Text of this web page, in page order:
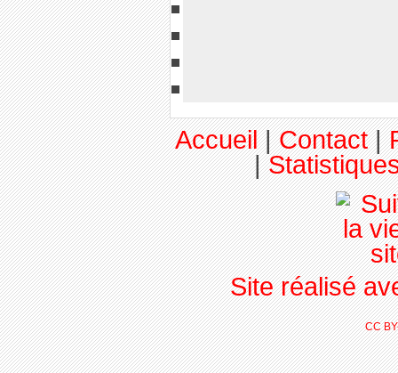
Accueil|Contact|
|
Site réalisé
CC